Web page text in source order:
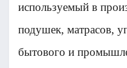
используемый в
подушек, матрасов,
бытового и